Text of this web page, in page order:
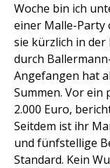
Woche bin ich
einer Malle-Party
sie kürzlich in der
durch
Angefangen hat
Summen. Vor ein
2.000 Euro,
Seitdem ist ihr
und fünfstellige
Standard. Kein